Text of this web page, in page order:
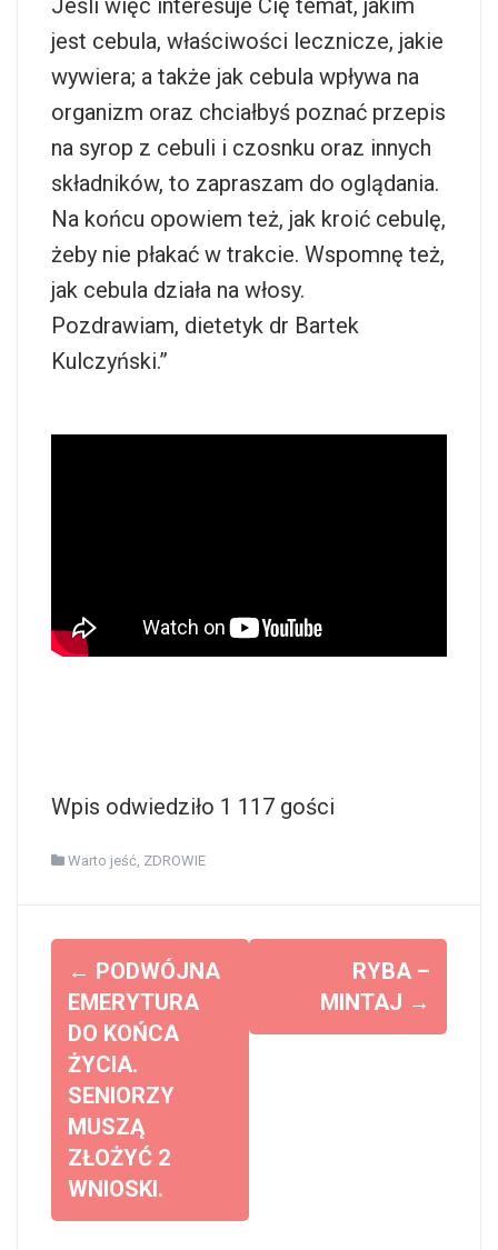
jest cebula, właściwości lecznicze, jakie
wywiera; a także jak cebula wpływa na
organizm oraz chciałbyś poznać przepis
na syrop z cebuli i czosnku oraz innych
składników, to zapraszam do oglądania.
Na końcu opowiem też, jak kroić cebulę,
żeby nie płakać w trakcie. Wspomnę też,
jak cebula działa na włosy.
Pozdrawiam, dietetyk dr Bartek
Kulczyński.”
Wpis odwiedziło 1 117 gości
Warto jeść, ZDROWIE
w
p
← PODWÓJNA
EMERYTURA
DO KOŃCA
ŻYCIA.
SENIORZY
MUSZĄ
ZŁOŻYĆ 2
WNIOSKI.
RYBA –
MINTAJ →